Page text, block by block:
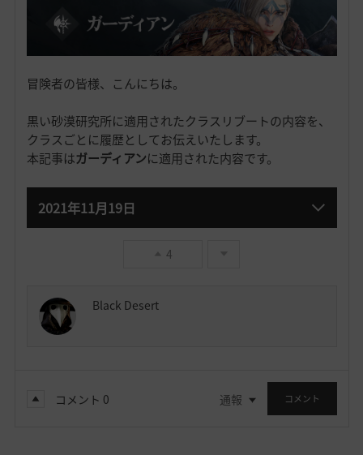
り
冒険者の皆様、こんにちは。
黒い砂漠研究所に適用されたクラスリブートの内容を、
クラスごとに履歴としてお伝えいたします。
本記事はガーディアンに適用された内容です。
2021年11月19日
4
Black Desert
コメント 0 通報 コメント